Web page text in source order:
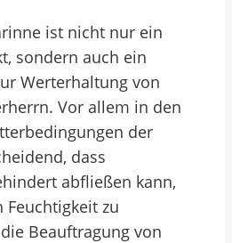
ist nicht nur ein
sondern auch ein
Werterhaltung von
Vor allem in den
der
dass
abfließen kann,
Feuchtigkeit zu
Beauftragung von